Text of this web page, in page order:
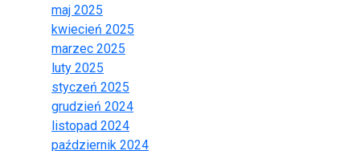
maj 2025
kwiecień 2025
marzec 2025
luty 2025
styczeń 2025
grudzień 2024
listopad 2024
październik 2024